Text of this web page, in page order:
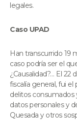
legales.
Caso UPAD
Han transcurrido 19
caso podría ser el
¿Causalidad?… El
fiscalía general, fui
delitos
datos personales y
Quesada y otros